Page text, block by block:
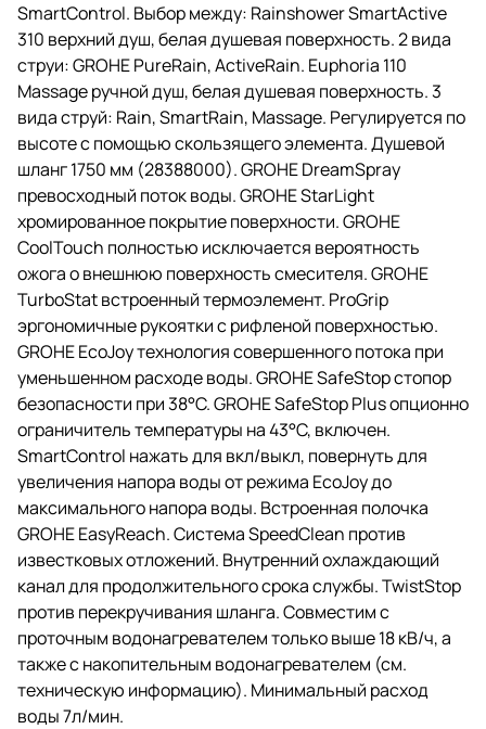
SmartControl. Выбор между: Rainshower SmartActive
310 верхний душ, белая душевая поверхность. 2 вида
струи: GROHE PureRain, ActiveRain. Euphoria 110
Massage ручной душ, белая душевая поверхность. 3
вида струй: Rain, SmartRain, Massage. Регулируется по
высоте с помощью скользящего элемента. Душевой
шланг 1750 мм (28388000). GROHE DreamSpray
превосходный поток воды. GROHE StarLight
хромированное покрытие поверхности. GROHE
CoolTouch полностью исключается вероятность
ожога о внешнюю поверхность смесителя. GROHE
TurboStat встроенный термоэлемент. ProGrip
эргономичные рукоятки с рифленой поверхностью.
GROHE EcoJoy технология совершенного потока при
уменьшенном расходе воды. GROHE SafeStop стопор
безопасности при 38°C. GROHE SafeStop Plus опционно
ограничитель температуры на 43°C, включен.
SmartControl нажать для вкл/выкл, повернуть для
увеличения напора воды от режима EcoJoy до
максимального напора воды. Встроенная полочка
GROHE EasyReach. Система SpeedClean против
известковых отложений. Внутренний охлаждающий
канал для продолжительного срока службы. TwistStop
против перекручивания шланга. Совместим с
проточным водонагревателем только выше 18 кВ/ч, а
также с накопительным водонагревателем (см.
техническую информацию). Минимальный расход
воды 7л/мин.